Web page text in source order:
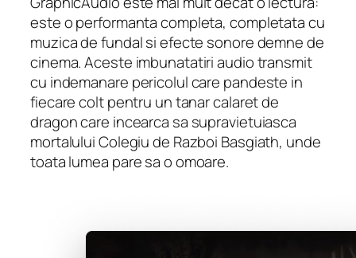
este o performanta completa, completata cu
muzica de fundal si efecte sonore demne de
cinema. Aceste imbunatatiri audio transmit
cu indemanare pericolul care pandeste in
fiecare colt pentru un tanar calaret de
dragon care incearca sa supravietuiasca
mortalului Colegiu de Razboi Basgiath, unde
toata lumea pare sa o omoare.